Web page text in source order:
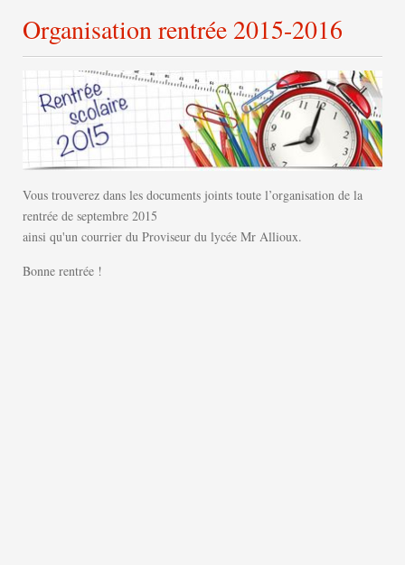
Organisation rentrée 2015-2016
Vous trouverez dans les documents joints toute l’organisation de la
rentrée de septembre 2015
ainsi qu'un courrier du Proviseur du lycée Mr Allioux.
Bonne rentrée !